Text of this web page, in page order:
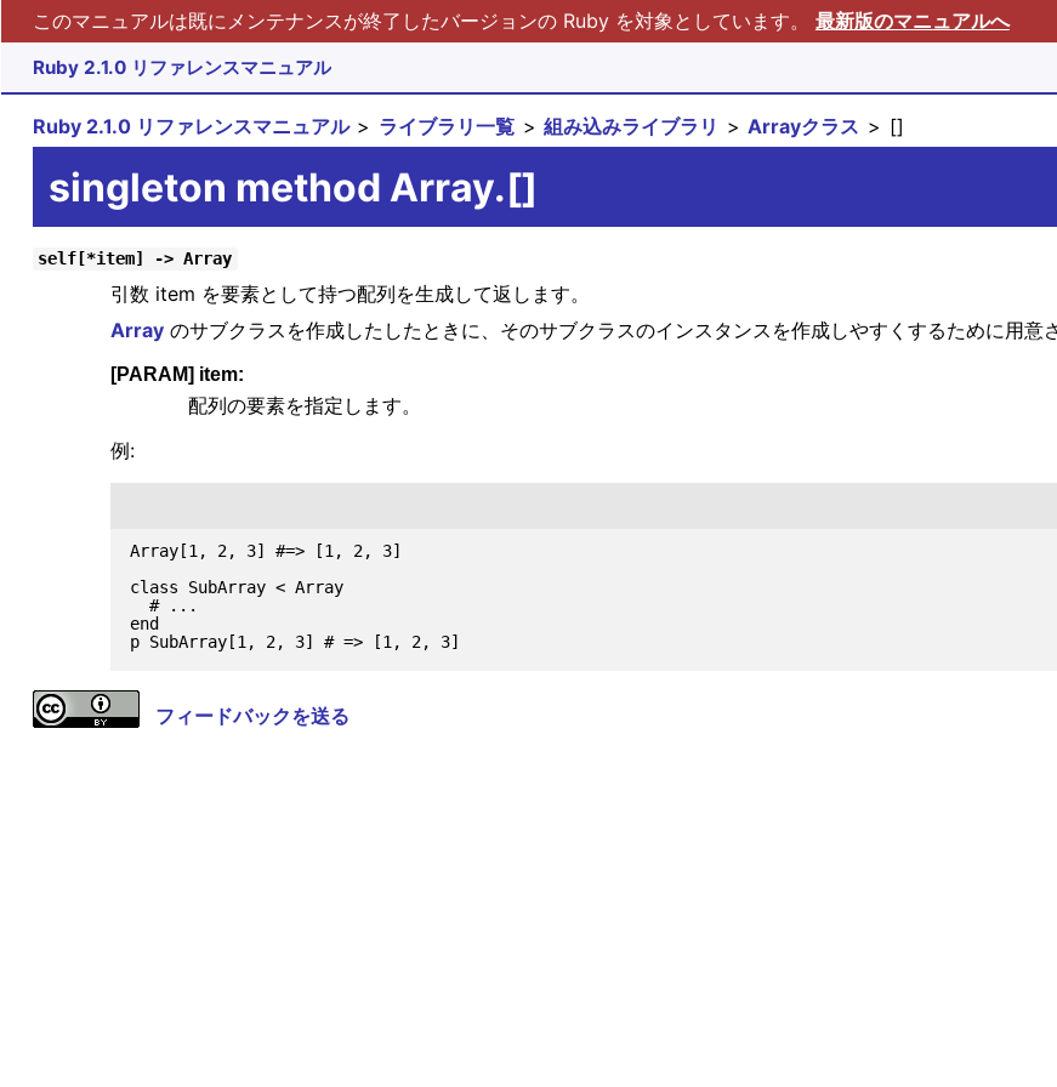
このマニュアルは既にメンテナンスが終了したバージョンの Ruby を対象としています。 最新版のマニュアルへ
Ruby 2.1.0 リファレンスマニュアル
Ruby 2.1.0 リファレンスマニュアル ライブラリ一覧 組み込みライブラリ Arrayクラス []
singleton method Array.[]
self[*item] -> Array
引数 item を要素として持つ配列を生成して返します。
Arrayのサブクラスを作成したしたときに、そのサブクラスのインスタンスを作成しやすくするために用意
[PARAM] item:
配列の要素を指定します。
例:
Array[1, 2, 3] #=> [1, 2, 3]
class SubArray < Array
  # ...
end
フィードバックを送る